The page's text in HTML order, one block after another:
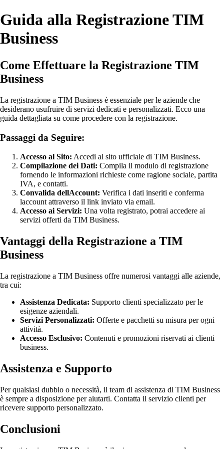
Guida alla Registrazione TIM
Business
Come Effettuare la Registrazione TIM
Business
La registrazione a TIM Business è essenziale per le aziende che
desiderano usufruire di servizi dedicati e personalizzati. Ecco una
guida dettagliata su come procedere con la registrazione.
Passaggi da Seguire:
Accesso al Sito: Accedi al sito ufficiale di TIM Business.
Compilazione dei Dati: Compila il modulo di registrazione
fornendo le informazioni richieste come ragione sociale, partita
IVA, e contatti.
Convalida dellAccount: Verifica i dati inseriti e conferma
laccount attraverso il link inviato via email.
Accesso ai Servizi: Una volta registrato, potrai accedere ai
servizi offerti da TIM Business.
Vantaggi della Registrazione a TIM
Business
La registrazione a TIM Business offre numerosi vantaggi alle aziende,
tra cui:
Assistenza Dedicata: Supporto clienti specializzato per le
esigenze aziendali.
Servizi Personalizzati: Offerte e pacchetti su misura per ogni
attività.
Accesso Esclusivo: Contenuti e promozioni riservati ai clienti
business.
Assistenza e Supporto
Per qualsiasi dubbio o necessità, il team di assistenza di TIM Business
è sempre a disposizione per aiutarti. Contatta il servizio clienti per
ricevere supporto personalizzato.
Conclusioni